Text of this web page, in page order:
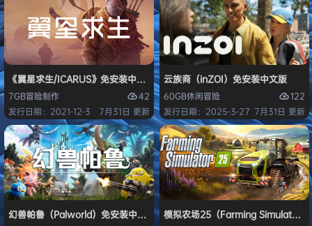
《翼星求生/ICARUS》免安装中文版
7GB冒险制作
42
发行日期：2021-12-3
7月31日 更新
云族裔（inZOI）免安装中文版
60GB休闲冒险
122
发行日期：2025-3-27 7月31日 更新
幻兽帕鲁（Palworld）免安装中文版 模拟农场25（Farming Simulator